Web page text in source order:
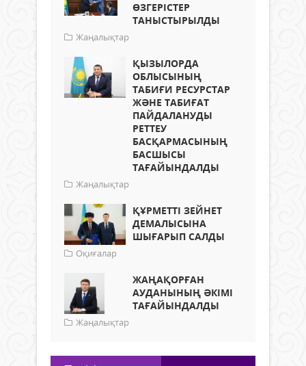
ӨЗГЕРІСТЕР
ТАНЫСТЫРЫЛДЫ
Жаңалықтар
ҚЫЗЫЛОРДА
ОБЛЫСЫНЫҢ
ТАБИҒИ РЕСУРСТАР
ЖӘНЕ ТАБИҒАТ
ПАЙДАЛАНУДЫ
РЕТТЕУ
БАСҚАРМАСЫНЫҢ
БАСШЫСЫ
ТАҒАЙЫНДАЛДЫ
Жаңалықтар
ҚҰРМЕТТІ ЗЕЙНЕТ
ДЕМАЛЫСЫНА
ШЫҒАРЫП САЛДЫ
Оқиғалар
ЖАҢАҚОРҒАН
АУДАНЫНЫҢ ӘКІМІ
ТАҒАЙЫНДАЛДЫ
Жаңалықтар